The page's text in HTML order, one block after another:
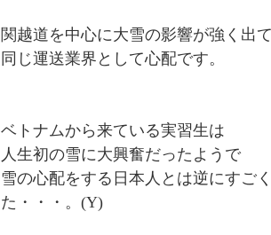
関越道を中心に大雪の影響が強く出
同じ運送業界として心配です。
ベトナムから来ている実習生は
人生初の雪に大興奮だったようで
雪の心配をする日本人とは逆にすご
た・・・。(Y)